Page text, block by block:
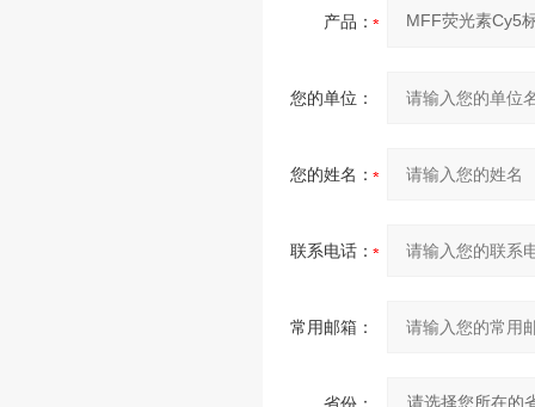
产品：
您的单位：
您的姓名：
联系电话：
常用邮箱：